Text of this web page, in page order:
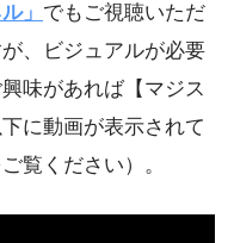
」 でもご視聴いただ
、ビジュアルが必要
味があれば【マジス
に動画が表示されて
覧ください）。